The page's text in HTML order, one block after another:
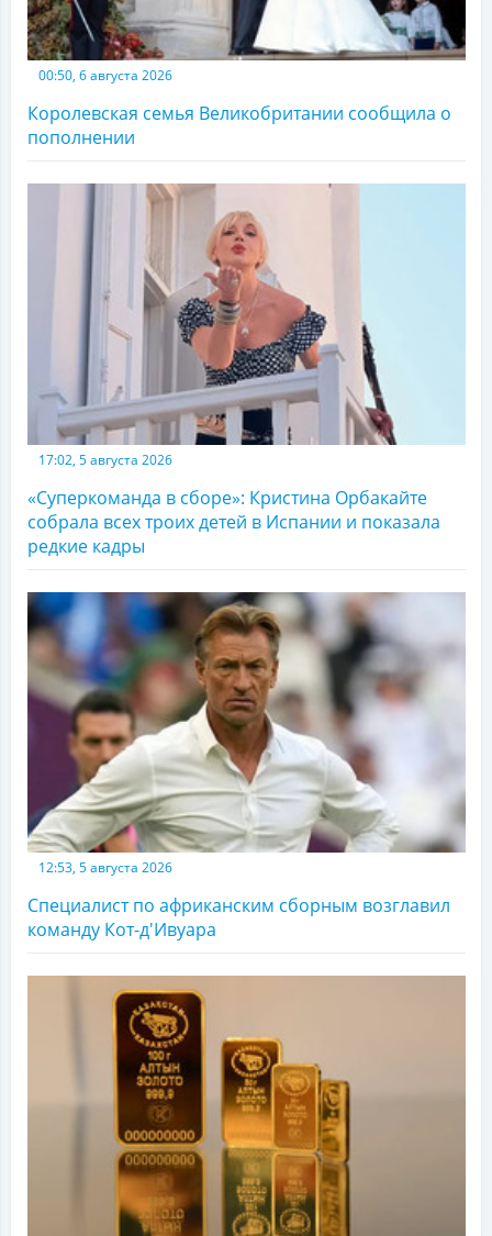
00:50, 6 августа 2026
Королевская семья Великобритании сообщила о
пополнении
17:02, 5 августа 2026
«Суперкоманда в сборе»: Кристина Орбакайте
собрала всех троих детей в Испании и показала
редкие кадры
12:53, 5 августа 2026
Специалист по африканским сборным возглавил
команду Кот-д'Ивуара